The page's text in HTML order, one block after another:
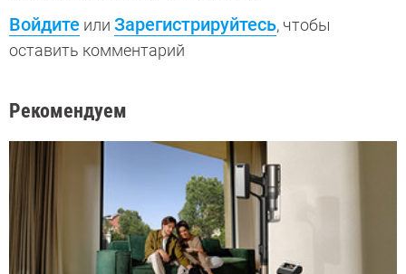
Войдите или Зарегистрируйтесь, чтобы
оставить комментарий
Рекомендуем